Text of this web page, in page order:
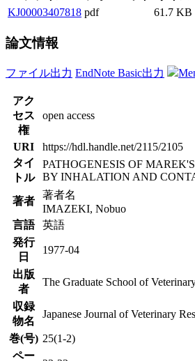
KJ00003407818 pdf 61.7 KB
論文情報
ファイル出力 EndNote Basic出力
アク
セス
権
open access
URI
https://hdl.handle.net/2115/2105
タイ
トル
PATHOGENESIS OF
BY INHALATION AND
著者
著者名
IMAZEKI, Nobuo
言語
英語
発行
日
1977-04
出版
者
The Graduate School of
収録
物名
Japanese Journal of Veterinary
巻(号) 25(1-2)
ペー